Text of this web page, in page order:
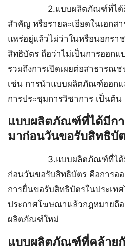
2.แบบผลิตภัณฑ์ที่ได้มีกา
สำคัญ หรือรายละเอียดในเอกส
แพร่อยู่แล้วไม่ว่าในหรือนอกร
สิทธิบัตร ถือว่าไม่เป็นการออก
รวมถึงการเปิดเผยต่อสาธารณ
เช่น การนำแบบผลิตภัณฑ์ออกแ
การประชุมการวิชาการ เป็นต้น
แบบผลิตภัณฑ์ที่ได้มีก
มาก่อนวันขอรับสิทธิบั
3.แบบผลิตภัณฑ์ที่ได้มีกา
ก่อนวันขอรับสิทธิบัตร คือการ
การยื่นขอรับสิทธิบัตรในประเท
ประกาศโฆษณาแล้วกฎหมายถื
ผลิตภัณฑ์ใหม่
แบบผลิตภัณฑ์ที่คล้าย